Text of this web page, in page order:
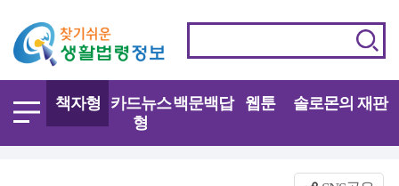
책자형
카드뉴스
형
백문백답 웹툰 솔로몬의 재판